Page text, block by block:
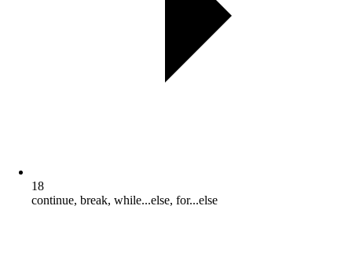
18
continue, break, while...else, for...else